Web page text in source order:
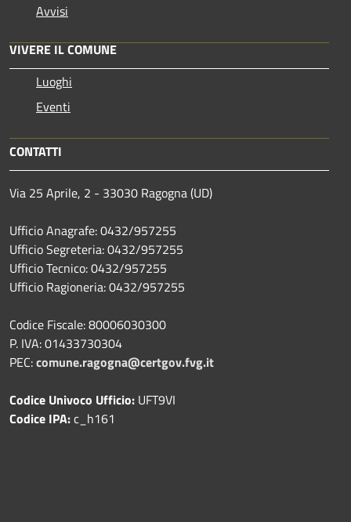
Avvisi
VIVERE IL COMUNE
Luoghi
Eventi
CONTATTI
Via 25 Aprile, 2 - 33030 Ragogna (UD)
Ufficio Anagrafe: 0432/957255
Ufficio Segreteria: 0432/957255
Ufficio Tecnico: 0432/957255
Ufficio Ragioneria: 0432/957255
Codice Fiscale: 80006030300
P. IVA: 01433730304
PEC:comune.ragogna@certgov.fvg.it
Codice Univoco Ufficio: UFT9VI
Codice IPA:c_h161